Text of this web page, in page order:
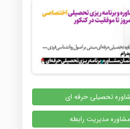
تحصیلی حرفه ای
مدیریت رابطه